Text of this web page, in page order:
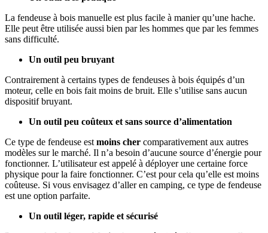
La fendeuse à bois manuelle est plus facile à manier qu’une hache.
Elle peut être utilisée aussi bien par les hommes que par les femmes
sans difficulté.
Un outil peu bruyant
Contrairement à certains types de fendeuses à bois équipés d’un
moteur, celle en bois fait moins de bruit. Elle s’utilise sans aucun
dispositif bruyant.
Un outil peu coûteux et sans source d’alimentation
Ce type de fendeuse est moins cher comparativement aux autres
modèles sur le marché. Il n’a besoin d’aucune source d’énergie pour
fonctionner. L’utilisateur est appelé à déployer une certaine force
physique pour la faire fonctionner. C’est pour cela qu’elle est moins
coûteuse. Si vous envisagez d’aller en camping, ce type de fendeuse
est une option parfaite.
Un outil léger, rapide et sécurisé